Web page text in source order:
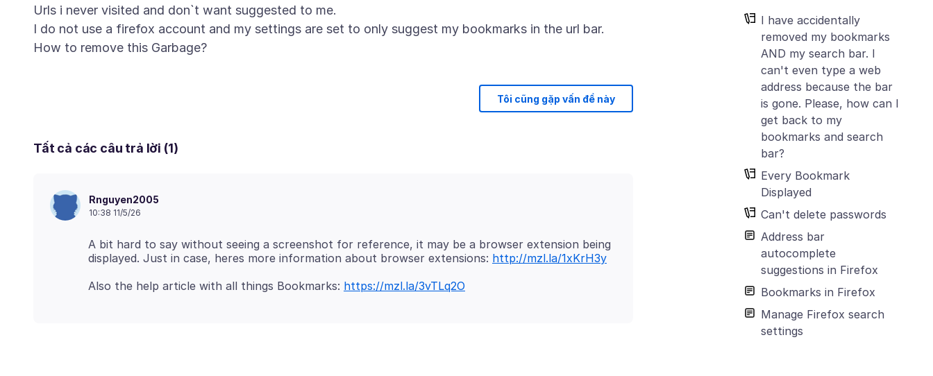
I have accidentally
removed my bookmarks
AND my search bar. I
can't even type a web
address because the bar
is gone. Please, how can I
get back to my
bookmarks and search
bar?
Every Bookmark
Displayed
Can't delete passwords
Address bar
autocomplete
suggestions in Firefox
Bookmarks in Firefox
Manage Firefox search
settings
Urls i never visited and don`t want suggested to me.
I do not use a firefox account and my settings are set to only suggest my bookmarks in the url bar.
Tôi cũng gặp vấn đề này
Tất cả các câu trả lời (1)
Rnguyen2005
10:38 11/5/26
A bit hard to say without seeing a screenshot for reference, it may be a browser extension being
displayed. Just in case, heres more information about browser extensions: http://mzl.la/1xKrH3y
Also the help article with all things Bookmarks: https://mzl.la/3vTLq2O